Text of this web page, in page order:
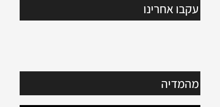
עקבו אחרינו
מהמדיה